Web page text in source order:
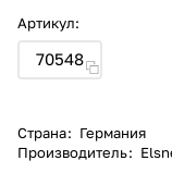
Артикул:
70548
Страна: Германия
Производитель: